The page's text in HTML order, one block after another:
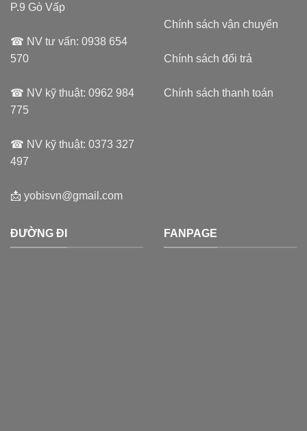
P.9 Gò Vấp
☎ NV tư vấn: 0938 654
570
☎ NV kỹ thuật: 0962 984
775
☎ NV kỹ thuật: 0373 327
497
📩 yobisvn@gmail.com
Chính sách vận chuyển
Chính sách đổi trả
Chính sách thanh toán
ĐƯỜNG ĐI FANPAGE